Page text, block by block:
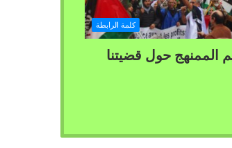
كلمة الرابطة
الممنهج حول قضيتنا